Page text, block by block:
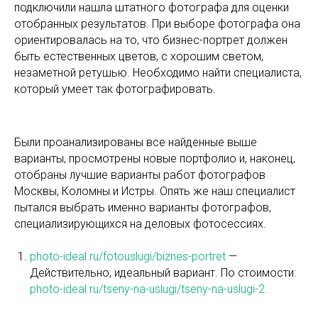
подключили нашла штатного фотографа для оценки
отобранных результатов. При выборе фотографа она
ориентировалась на то, что бизнес-портрет должен
быть естественных цветов, с хорошим светом,
незаметной ретушью. Необходимо найти специалиста,
который умеет так фотографировать.
Были проанализированы все найденные выше
варианты, просмотрены новые портфолио и, наконец,
отобраны лучшие варианты работ фотографов
Москвы, Коломны и Истры. Опять же наш специалист
пытался выбрать именно варианты фотографов,
специализирующихся на деловых фотосессиях.
photo-ideal.ru/fotouslugi/biznes-portret —
Действительно, идеальный вариант. По стоимости:
photo-ideal.ru/tseny-na-uslugi/tseny-na-uslugi-2.